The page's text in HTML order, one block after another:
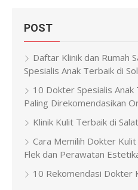
POST
Daftar Klinik dan Rumah
Spesialis Anak Terbaik di
10 Dokter Spesialis Anak
Paling Direkomendasikan
Klinik Kulit Terbaik di
Cara Memilih Dokter
Flek dan Perawatan
10 Rekomendasi Dokter